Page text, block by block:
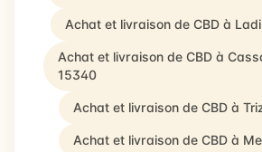
Achat et livraison de CBD à
Achat et livraison de CBD à
15340
Achat et livraison de CBD à
Achat et livraison de CBD à